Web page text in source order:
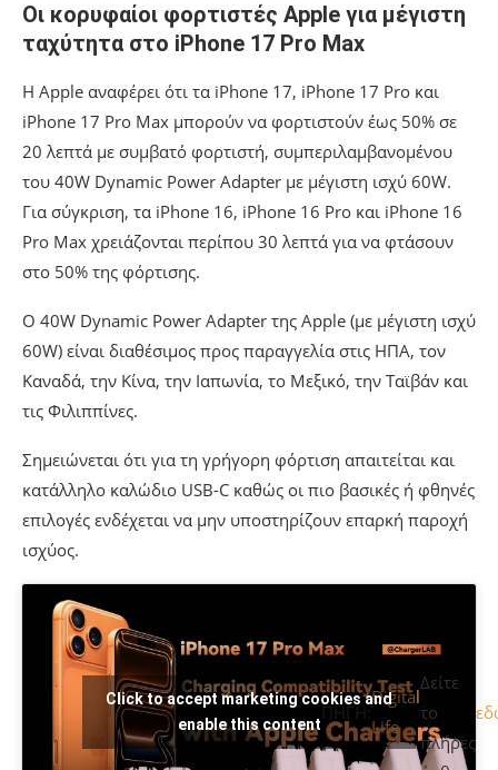
Οι κορυφαίοι φορτιστές Apple για μέγιστη
ταχύτητα στο iPhone 17 Pro Max
Η Apple αναφέρει ότι τα iPhone 17, iPhone 17 Pro και
iPhone 17 Pro Max μπορούν να φορτιστούν έως 50% σε
20 λεπτά με συμβατό φορτιστή, συμπεριλαμβανομένου
του 40W Dynamic Power Adapter με μέγιστη ισχύ 60W.
Για σύγκριση, τα iPhone 16, iPhone 16 Pro και iPhone 16
Pro Max χρειάζονται περίπου 30 λεπτά για να φτάσουν
στο 50% της φόρτισης.
Ο 40W Dynamic Power Adapter της Apple (με μέγιστη ισχύ
60W) είναι διαθέσιμος προς παραγγελία στις ΗΠΑ, τον
Καναδά, την Κίνα, την Ιαπωνία, το Μεξικό, την Ταϊβάν και
τις Φιλιππίνες.
Σημειώνεται ότι για τη γρήγορη φόρτιση απαιτείται και
κατάλληλο καλώδιο USB-C καθώς οι πιο βασικές ή φθηνές
επιλογές ενδέχεται να μην υποστηρίζουν επαρκή παροχή
ισχύος.
ΠΗΓΗ:
Digital
Life
Δείτε
το
πλήρες
Click to accept marketing cookies and
enable this content